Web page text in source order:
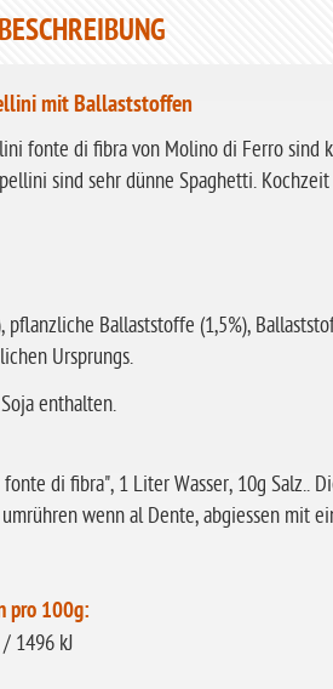
mit Ballaststoffen
fonte di fibra von Molino di Ferro
sind sehr dünne Spaghetti.
pflanzliche Ballaststoffe (1,5%),
Ursprungs.
enthalten.
di fibra", 1 Liter Wasser, 10g Salz..
wenn al Dente, abgiessen mit
pro 100g:
1496 kJ